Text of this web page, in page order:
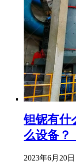
钽铌有什
么设备？
2023年6月20